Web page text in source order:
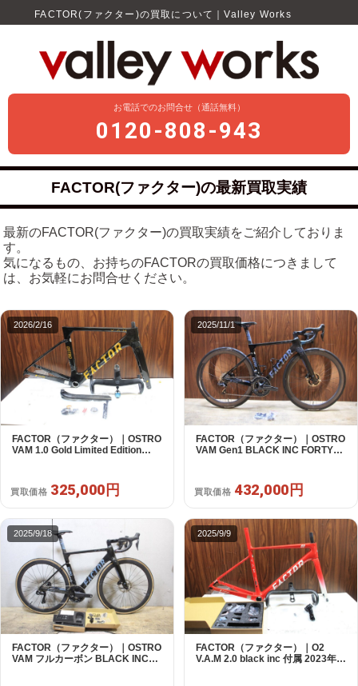
FACTOR(ファクター)の買取について｜Valley Works
お電話でのお問合せ（通話無料）
0120-808-943
FACTOR(ファクター)の最新買取実績
最新のFACTOR(ファクター)の買取実績をご紹介しておりま
す。
気になるもの、お持ちのFACTORの買取価格につきまして
は、お気軽にお問合せください。
2026/2/16
FACTOR（ファクター）｜OSTRO
VAM 1.0 Gold Limited Edition
買取価格 325,000円
2025/11/1
FACTOR（ファクター）｜OSTRO
VAM Gen1 BLACK INC FORTY
取金額 432,000円
買取価格 432,000円
2025/9/18
FACTOR（ファクター）｜OSTRO
VAM フルカーボン BLACK INC
2025/9/9
FACTOR（ファクター）｜O2
V.A.M 2.0 black inc 付属 2023年